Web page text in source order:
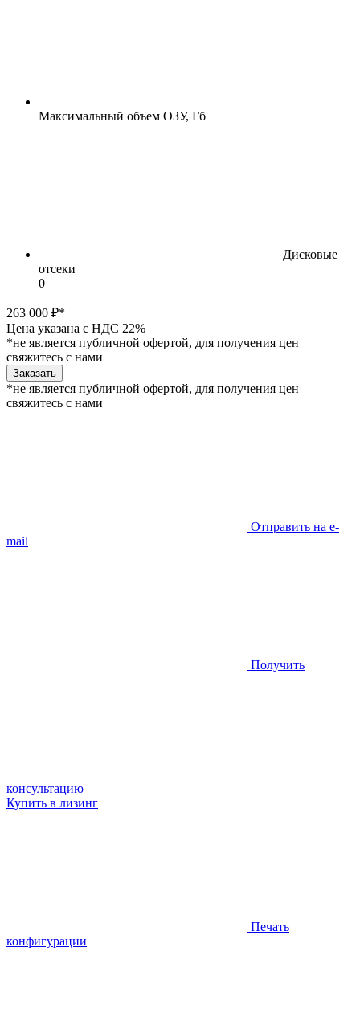
Максимальный объем ОЗУ, Гб
Дисковые
отсеки
0
263 000 ₽*
Цена указана с НДС 22%
*не является публичной офертой, для получения цен
свяжитесь с нами
Заказать
*не является публичной офертой, для получения цен
свяжитесь с нами
Отправить на e-
mail
Получить
консультацию
Купить в лизинг
Печать
конфигурации